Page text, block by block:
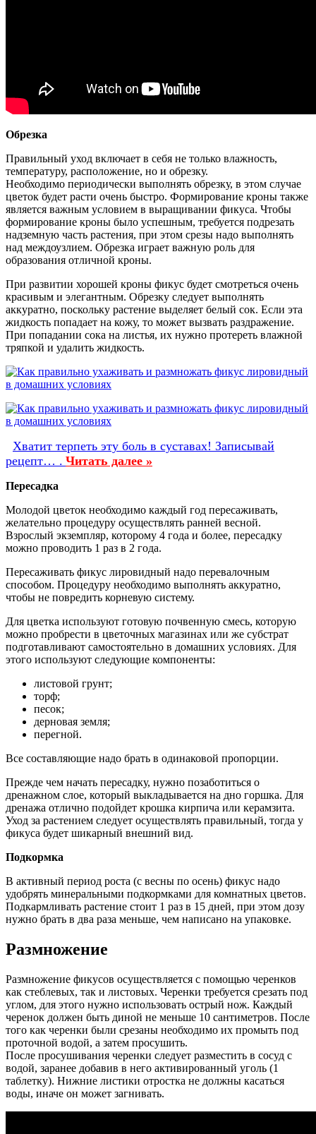
Обрезка
Правильный уход включает в себя не только влажность,
температуру, расположение, но и обрезку.
Необходимо периодически выполнять обрезку, в этом случае
цветок будет расти очень быстро. Формирование кроны также
является важным условием в выращивании фикуса. Чтобы
формирование кроны было успешным, требуется подрезать
надземную часть растения, при этом срезы надо выполнять
над междоузлием. Обрезка играет важную роль для
образования отличной кроны.
При развитии хорошей кроны фикус будет смотреться очень
красивым и элегантным. Обрезку следует выполнять
аккуратно, поскольку растение выделяет белый сок. Если эта
жидкость попадает на кожу, то может вызвать раздражение.
При попадании сока на листья, их нужно протереть влажной
тряпкой и удалить жидкость.
Хватит терпеть эту боль в суставах! Записывай
рецепт… . Читать далее »
Пересадка
Молодой цветок необходимо каждый год пересаживать,
желательно процедуру осуществлять ранней весной.
Взрослый экземпляр, которому 4 года и более, пересадку
можно проводить 1 раз в 2 года.
Пересаживать фикус лировидный надо перевалочным
способом. Процедуру необходимо выполнять аккуратно,
чтобы не повредить корневую систему.
Для цветка используют готовую почвенную смесь, которую
можно пробрести в цветочных магазинах или же субстрат
подготавливают самостоятельно в домашних условиях. Для
этого используют следующие компоненты:
листовой грунт;
торф;
песок;
дерновая земля;
перегной.
Все составляющие надо брать в одинаковой пропорции.
Прежде чем начать пересадку, нужно позаботиться о
дренажном слое, который выкладывается на дно горшка. Для
дренажа отлично подойдет крошка кирпича или керамзита.
Уход за растением следует осуществлять правильный, тогда у
фикуса будет шикарный внешний вид.
Подкормка
В активный период роста (с весны по осень) фикус надо
удобрять минеральными подкормками для комнатных цветов.
Подкармливать растение стоит 1 раз в 15 дней, при этом дозу
нужно брать в два раза меньше, чем написано на упаковке.
Размножение
Размножение фикусов осуществляется с помощью черенков
как стеблевых, так и листовых. Черенки требуется срезать под
углом, для этого нужно использовать острый нож. Каждый
черенок должен быть диной не меньше 10 сантиметров. После
того как черенки были срезаны необходимо их промыть под
проточной водой, а затем просушить.
После просушивания черенки следует разместить в сосуд с
водой, заранее добавив в него активированный уголь (1
таблетку). Нижние листики отростка не должны касаться
воды, иначе он может загнивать.